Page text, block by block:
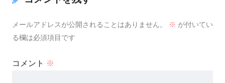
メールアドレスが公開されることはありません。 ※ が付いてい
る欄は必須項目です
コメント ※